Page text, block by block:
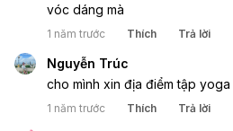
vóc dáng mà
1 năm trước Thích Trả lời
Nguyễn Trúc
cho mình xin địa điểm tập yoga
1 năm trước Thích Trả lời